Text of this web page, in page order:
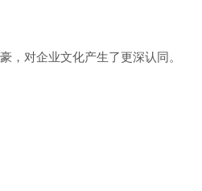
，对企业文化产生了更深认同。